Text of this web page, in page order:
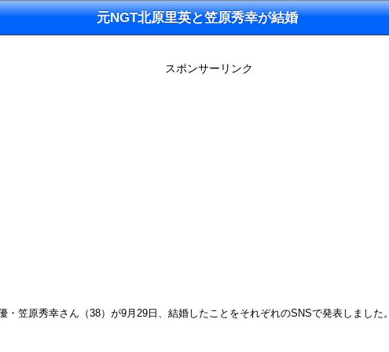
元NGT北原里英と笠原秀幸が結婚
スポンサーリンク
笠原秀幸さん（38）が9月29日、結婚したことをそれぞれのSNSで発表しました。